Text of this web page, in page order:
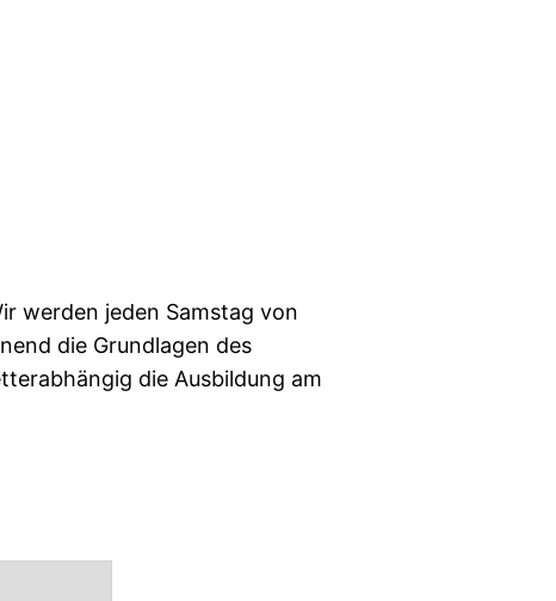
werden jeden Samstag von
die Grundlagen des
die Ausbildung am